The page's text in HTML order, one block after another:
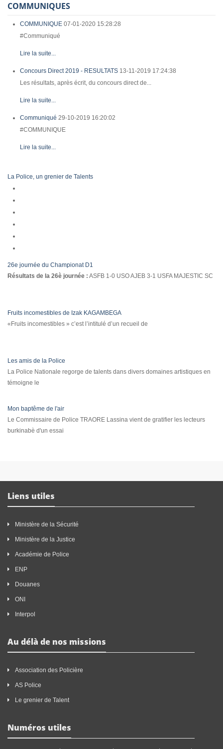
COMMUNIQUES
COMMUNIQUE 07-01-2020 15:28:28
#Communiqué
Lire la suite...
Concours Direct 2019 - RESULTATS 13-11-2019 17:24:38
Les résultats, après écrit, du concours direct de...
Lire la suite...
Communiqué 29-10-2019 16:20:02
#COMMUNIQUE
Lire la suite...
La Police, un grenier de Talents
26e journée du Championat D1
Résultats de la 26è journée : ASFB 1-0 USO AJEB 3-1 USFA MAJESTIC SC
Fruits incomestibles de Izak KAGAMBEGA
«Fruits incomestibles » c’est l’intitulé d’un recueil de
Les amis de la Police
La Police Nationale regorge de talents dans divers domaines artistiques en
témoigne le
Mon baptême de l'air
Le Commissaire de Police TRAORE Lassina vient de gratifier les lecteurs
burkinabè d'un essai
Liens utiles
Ministère de la Sécurité
Ministère de la Justice
Académie de Police
ENP
Douanes
ONI
Interpol
Au délà de nos missions
Association des Policière
AS Police
Le grenier de Talent
Numéros utiles